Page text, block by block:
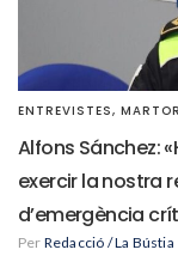
ENTREVISTES,
Alfons Sánchez:
exercir la nostra
d’emergència
Per Redacció / La Bústia